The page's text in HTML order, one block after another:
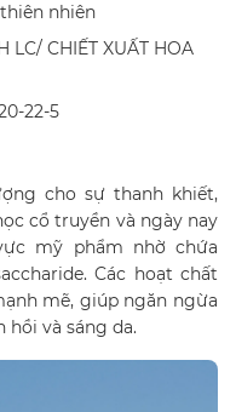
nhiên
LC/ CHIẾT XUẤT HOA
22-5
cho sự thanh khiết,
cổ truyền và ngày nay
mỹ phẩm nhờ chứa
Các hoạt chất
mẽ, giúp ngăn ngừa
hồi và sáng da.